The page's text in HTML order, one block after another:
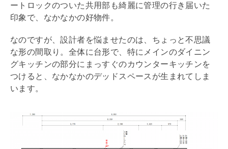
ートロックのついた共用部も綺麗に管理の行き届いた
印象で、なかなかの好物件。
なのですが、設計者を悩ませたのは、ちょっと不思議
な形の間取り。全体に台形で、特にメインのダイニン
グキッチンの部分にまっすぐのカウンターキッチンを
つけると、なかなかのデッドスペースが生まれてしま
います。